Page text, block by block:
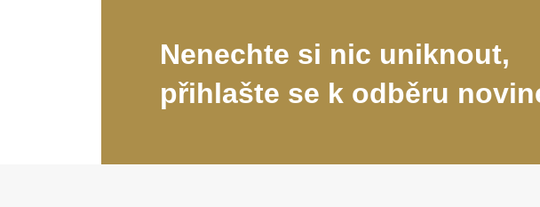
Nenechte si nic uniknout,
přihlašte se k odběru